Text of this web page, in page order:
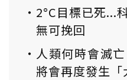
2°C目標已死...
無可挽回
人類何時會滅
將會再度發生「